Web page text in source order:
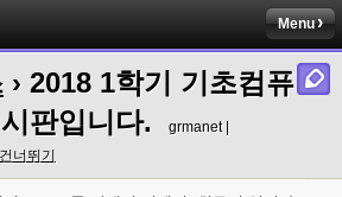
Menu
› 2018 1학기 기초컴퓨
판입니다.
grmanet |
너뛰기